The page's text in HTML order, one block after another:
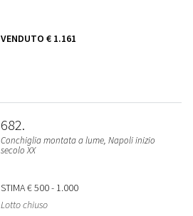
VENDUTO € 1.161
682
Conchiglia montata a lume, Napoli inizio
secolo XX
STIMA€ 500 - 1.000
Lotto chiuso